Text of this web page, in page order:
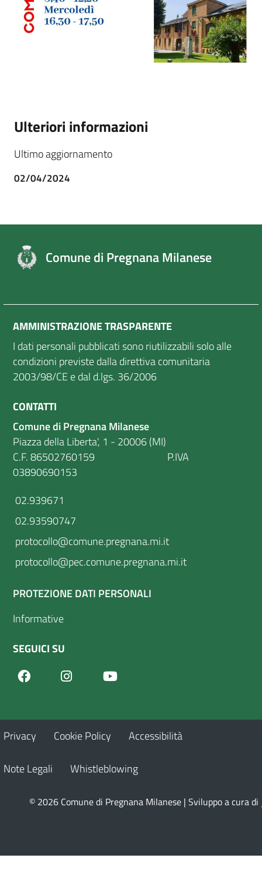
Ulteriori informazioni
Ultimo aggiornamento
02/04/2024
Comune di Pregnana Milanese
AMMINISTRAZIONE TRASPARENTE
I dati personali pubblicati sono riutilizzabili solo alle
condizioni previste dalla direttiva comunitaria
2003/98/CE e dal d.lgs. 36/2006
CONTATTI
Comune di Pregnana Milanese
Piazza della Liberta', 1 - 20006 (MI)
C.F. 86502760159 P.IVA
03890690153
02.939671
02.93590747
protocollo@comune.pregnana.mi.it
protocollo@pec.comune.pregnana.mi.it
PROTEZIONE DATI PERSONALI
Informative
SEGUICI SU
FacebookInstagram
Privacy Cookie Policy Accessibilità
Note Legali Whistleblowing
© 2026 Comune di Pregnana Milanese | Sviluppo a cura di